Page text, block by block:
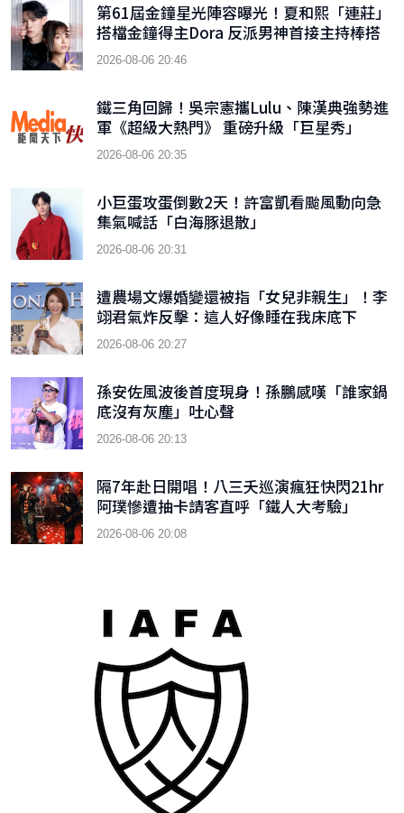
第61屆金鐘星光陣容曝光！夏和熙「連莊」
搭檔金鐘得主Dora 反派男神首接主持棒搭
檔木木
2026-08-06 20:46
鐵三角回歸！吳宗憲攜Lulu、陳漢典強勢進
軍《超級大熱門》 重磅升級「巨星秀」
2026-08-06 20:35
小巨蛋攻蛋倒數2天！許富凱看颱風動向急
集氣喊話「白海豚退散」
2026-08-06 20:31
遭農場文爆婚變還被指「女兒非親生」！李
翊君氣炸反擊：這人好像睡在我床底下
2026-08-06 20:27
孫安佐風波後首度現身！孫鵬感嘆「誰家鍋
底沒有灰塵」吐心聲
2026-08-06 20:13
隔7年赴日開唱！八三夭巡演瘋狂快閃21hr
阿璞慘遭抽卡請客直呼「鐵人大考驗」
2026-08-06 20:08